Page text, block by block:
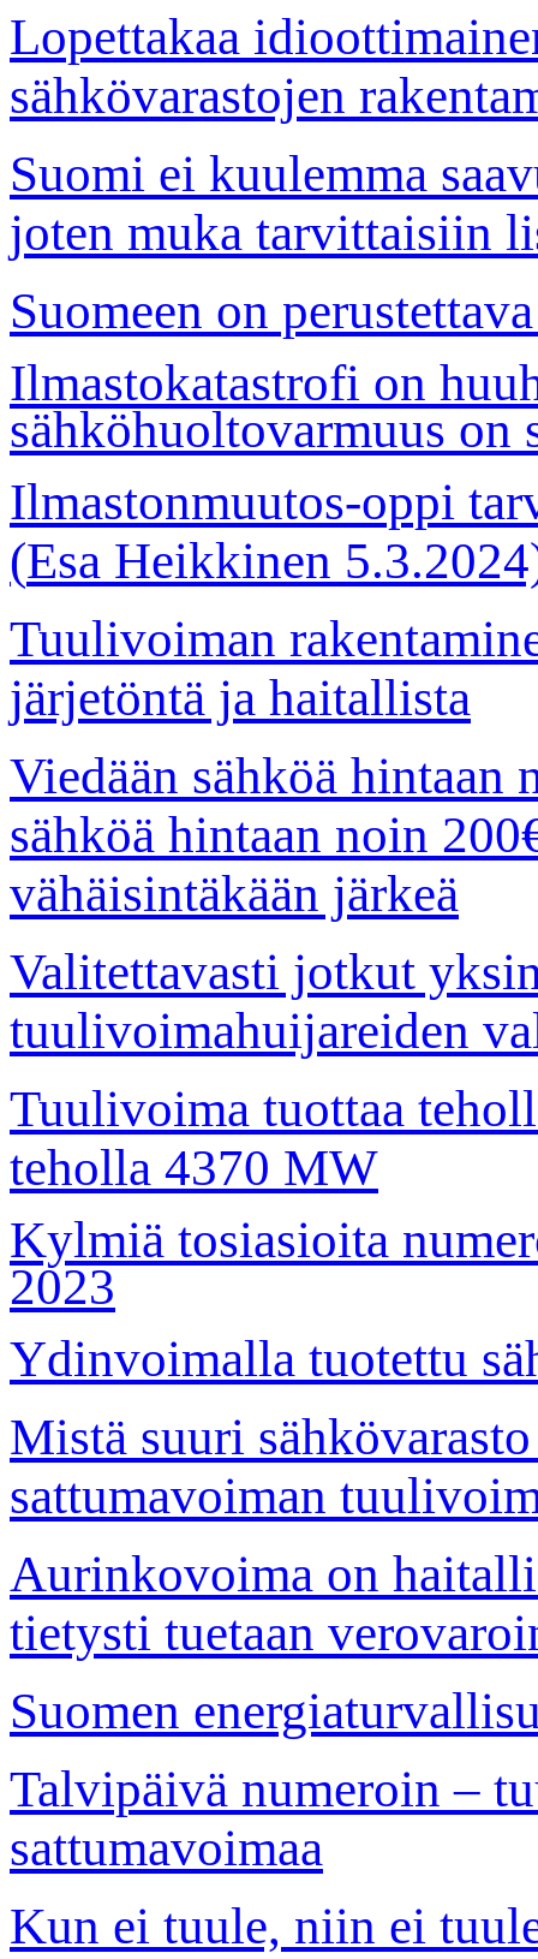
Lopettakaa
sähkövarastojen
Suomi ei kuulemma
joten muka tarvittaisiin
Suomeen on
Ilmastokatastrofi on
sähköhuoltovarmuus on
Ilmastonmuutos-oppi
(Esa Heikkinen
Tuulivoiman
järjetöntä ja haitallista
Viedään sähköä
sähköä hintaan noin
vähäisintäkään järkeä
Valitettavasti jotkut
tuulivoimahuijareiden
Tuulivoima tuottaa
teholla 4370 MW
Kylmiä tosiasioita
2023
Ydinvoimalla tuotettu
Mistä suuri
sattumavoiman
Aurinkovoima on
tietysti tuetaan
Suomen
Talvipäivä numeroin –
sattumavoimaa
Kun ei tuule, niin ei